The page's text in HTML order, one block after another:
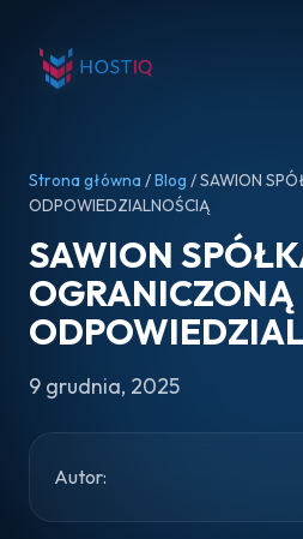
Strona główna /Blog / SAWION
ODPOWIEDZIALNOŚCIĄ
SAWION
OGRANICZONĄ
9 grudnia, 2025
Autor: